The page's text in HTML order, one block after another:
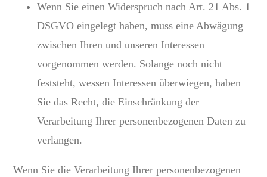
Wenn Sie einen Widerspruch nach Art. 21 Abs. 1
DSGVO eingelegt haben, muss eine Abwägung
zwischen Ihren und unseren Interessen
vorgenommen werden. Solange noch nicht
feststeht, wessen Interessen überwiegen, haben
Sie das Recht, die Einschränkung der
Verarbeitung Ihrer personenbezogenen Daten zu
verlangen.
Wenn Sie die Verarbeitung Ihrer personenbezogenen